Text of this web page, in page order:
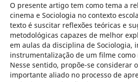
O presente artigo tem como tema a
cinema e Sociologia no contexto
texto é suscitar reflexões teóricas e
metodológicas capazes de melhor
em aulas da disciplina de Sociologia,
instrumentalização de um filme
Nesse sentido, propõe-se considerar
importante aliado no processo de